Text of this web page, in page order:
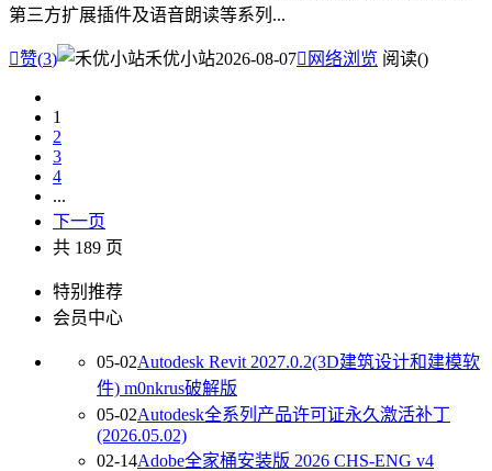
第三方扩展插件及语音朗读等系列...
赞(3) 禾优小站2026-08-07 网络浏览 阅读()
1
2
3
4
...
下一页
共 189 页
特别推荐
会员中心
05-02Autodesk Revit 2027.0.2(3D建筑设计和建模软
件) m0nkrus破解版
05-02Autodesk全系列产品许可证永久激活补丁
(2026.05.02)
02-14Adobe全家桶安装版 2026 CHS-ENG v4